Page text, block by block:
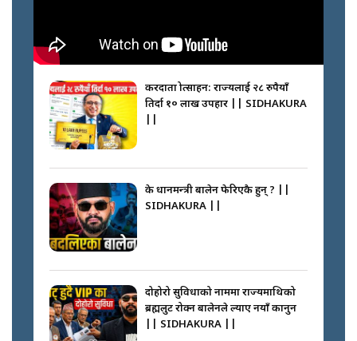
करदाता प्रोत्साहन: राज्यलाई २८ रुपैयाँ
तिर्दा १० लाख उपहार || SIDHAKURA
के प्रधानमन्त्री बालेन फेरिएकै हुन् ? ||
SIDHAKURA ||
दोहोरो सुविधाको नाममा राज्यमाथिको
ब्रह्मलुट रोक्न बालेनले ल्याए नयाँ कानुन
|| SIDHAKURA ||